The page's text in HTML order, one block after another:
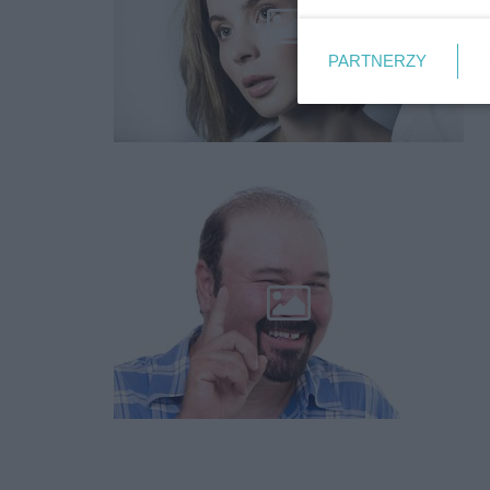
PARTNERZY